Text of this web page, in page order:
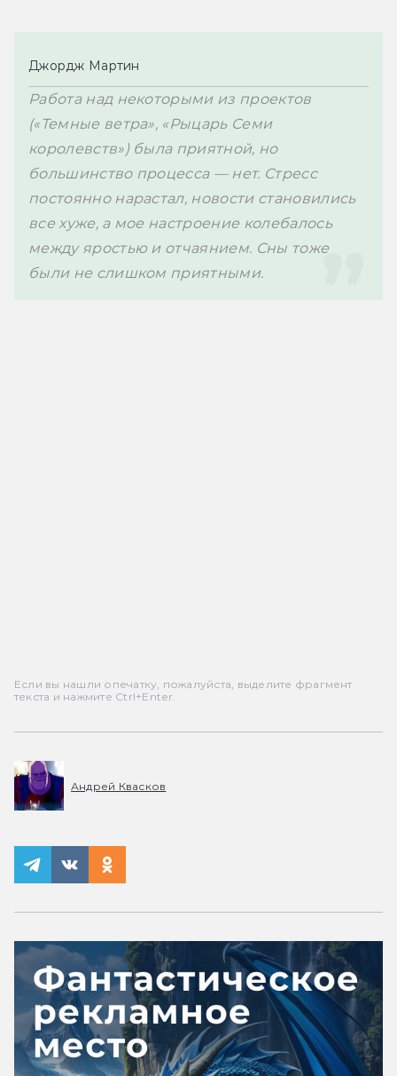
Джордж Мартин
Работа над некоторыми из проектов
(«Темные ветра», «Рыцарь Семи
королевств») была приятной, но
большинство процесса — нет. Стресс
постоянно нарастал, новости становились
все хуже, а мое настроение колебалось
между яростью и отчаянием. Сны тоже
были не слишком приятными.
Если вы нашли опечатку, пожалуйста, выделите фрагмент
текста и нажмите Ctrl+Enter.
Андрей Квасков